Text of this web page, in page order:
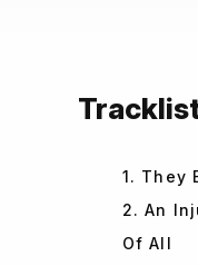
1. They
2. An
Of All